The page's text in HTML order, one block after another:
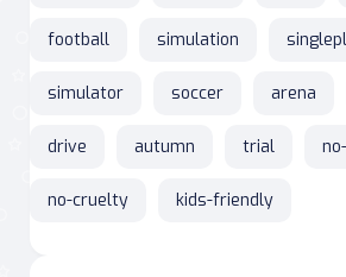
football simulation
simulator soccer arena
drive autumn trial
no-cruelty kids-friendly